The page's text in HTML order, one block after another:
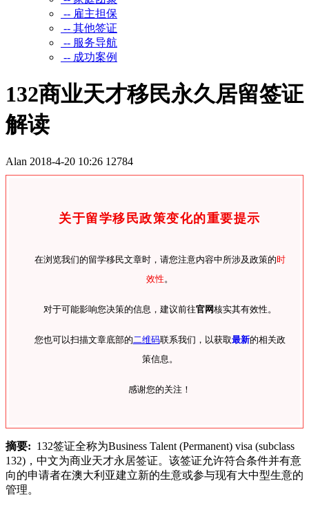
-- 雇主担保
-- 其他签证
-- 服务导航
-- 成功案例
132商业天才移民永久居留签证
解读
Alan 2018-4-20 10:26 12784
关于留学移民政策变化的重要提示
在浏览我们的留学移民文章时，请您注意内容中所涉及政策的时
效性 。
对于可能影响您决策的信息，建议前往官网核实其有效性。
您也可以扫描文章底部的 二维码联系我们，以获取最新的相关政
策信息。
感谢您的关注！
摘要: 132签证全称为Business Talent (Permanent) visa (subclass
132)，中文为商业天才永居签证。该签证允许符合条件并有意
向的申请者在澳大利亚建立新的生意或参与现有大中型生意的
管理。